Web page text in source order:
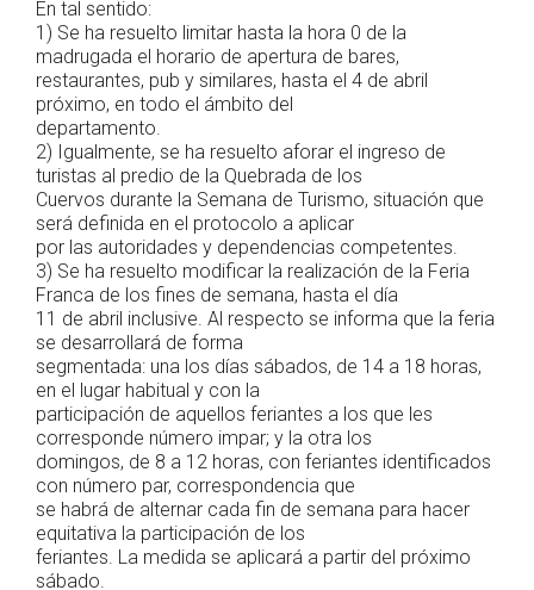
En tal sentido:
1) Se ha resuelto limitar hasta la hora 0 de la
madrugada el horario de apertura de bares,
restaurantes, pub y similares, hasta el 4 de abril
próximo, en todo el ámbito del
departamento.
2) Igualmente, se ha resuelto aforar el ingreso de
turistas al predio de la Quebrada de los
Cuervos durante la Semana de Turismo, situación que
será definida en el protocolo a aplicar
por las autoridades y dependencias competentes.
3) Se ha resuelto modificar la realización de la Feria
Franca de los fines de semana, hasta el día
11 de abril inclusive. Al respecto se informa que la feria
se desarrollará de forma
segmentada: una los días sábados, de 14 a 18 horas,
en el lugar habitual y con la
participación de aquellos feriantes a los que les
corresponde número impar; y la otra los
domingos, de 8 a 12 horas, con feriantes identificados
con número par, correspondencia que
se habrá de alternar cada fin de semana para hacer
equitativa la participación de los
feriantes. La medida se aplicará a partir del próximo
sábado.